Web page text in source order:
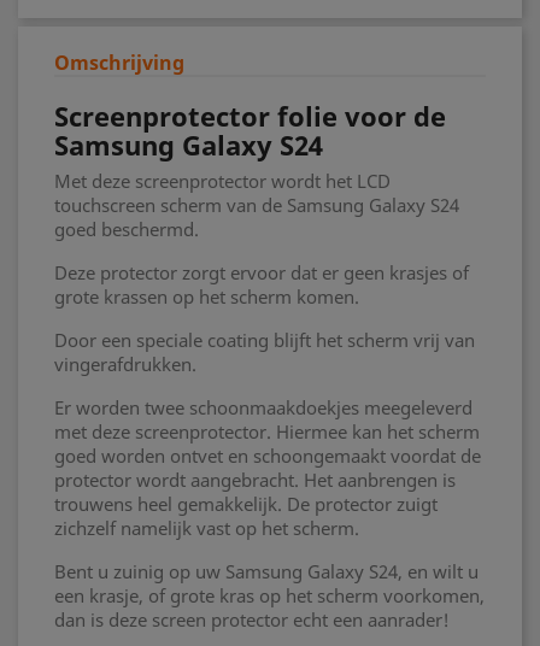
Omschrijving
Screenprotector folie voor de
Samsung Galaxy S24
Met deze screenprotector wordt het LCD
touchscreen scherm van de Samsung Galaxy S24
goed beschermd.
Deze protector zorgt ervoor dat er geen krasjes of
grote krassen op het scherm komen.
Door een speciale coating blijft het scherm vrij van
vingerafdrukken.
Er worden twee schoonmaakdoekjes meegeleverd
met deze screenprotector. Hiermee kan het scherm
goed worden ontvet en schoongemaakt voordat de
protector wordt aangebracht. Het aanbrengen is
trouwens heel gemakkelijk. De protector zuigt
zichzelf namelijk vast op het scherm.
Bent u zuinig op uw Samsung Galaxy S24, en wilt u
een krasje, of grote kras op het scherm voorkomen,
dan is deze screen protector echt een aanrader!